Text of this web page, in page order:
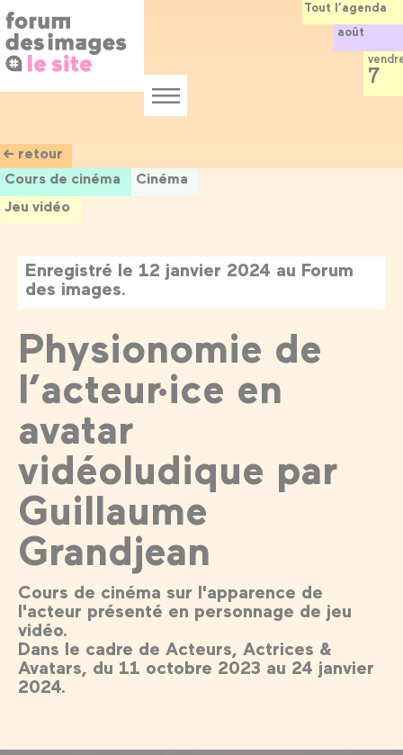
au
contenu
principal
Menu
← retour
Cours de cinéma
Cinéma
Jeu vidéo
Enregistré le 12 janvier 2024 au Forum
des images.
Physionomie de
l’acteur·ice en
avatar
vidéoludique par
Guillaume
Grandjean
Cours de cinéma sur l'apparence de
l'acteur présenté en personnage de jeu
vidéo.
Dans le cadre de Acteurs, Actrices &
Avatars, du 11 octobre 2023 au 24 janvier
2024.
Tout l’agenda
août
7